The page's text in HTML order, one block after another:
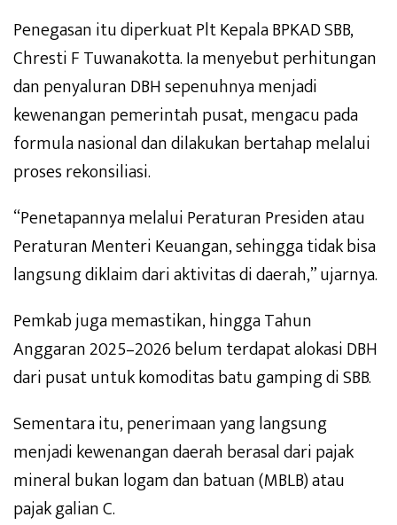
Penegasan itu diperkuat Plt Kepala BPKAD SBB,
Chresti F Tuwanakotta. Ia menyebut perhitungan
dan penyaluran DBH sepenuhnya menjadi
kewenangan pemerintah pusat, mengacu pada
formula nasional dan dilakukan bertahap melalui
proses rekonsiliasi.
“Penetapannya melalui Peraturan Presiden atau
Peraturan Menteri Keuangan, sehingga tidak bisa
langsung diklaim dari aktivitas di daerah,” ujarnya.
Pemkab juga memastikan, hingga Tahun
Anggaran 2025–2026 belum terdapat alokasi DBH
dari pusat untuk komoditas batu gamping di SBB.
Sementara itu, penerimaan yang langsung
menjadi kewenangan daerah berasal dari pajak
mineral bukan logam dan batuan (MBLB) atau
pajak galian C.